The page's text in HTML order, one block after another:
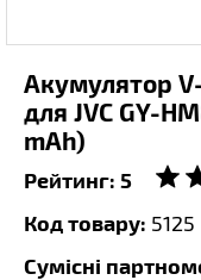
Акумулятор
для JVC GY-
mAh)
Рейтинг: 5
Код товару: 5125
Сумісні